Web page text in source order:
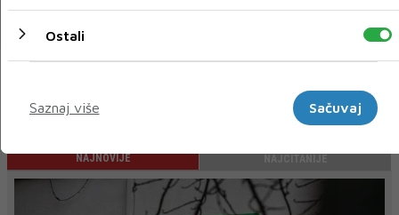
NAJNOVIJE
Ostali
Saznaj više
Sačuvaj